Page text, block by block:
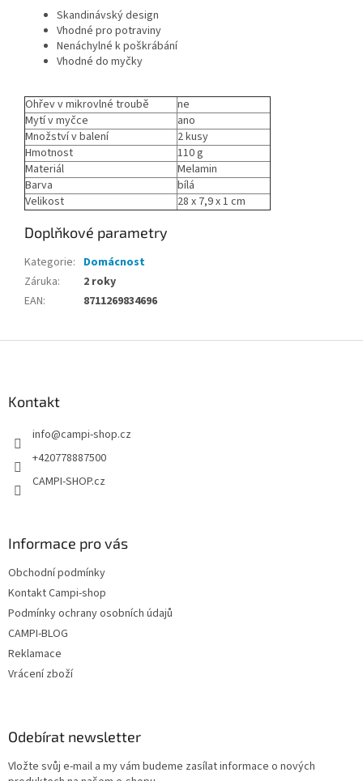
Skandinávský design
Vhodné pro potraviny
Nenáchylné k poškrábání
Vhodné do myčky
Ohřev v mikrovlné troubě
ne
Mytí v myčce
ano
Množství v balení
2 kusy
Hmotnost
110 g
Materiál
Melamin
Barva
bílá
Velikost
28 x 7,9 x 1 cm
Doplňkové parametry
Kategorie: Domácnost
Záruka:
2 roky
EAN: 8711269834696
Kontakt
info@campi-shop.cz
+420778887500
CAMPI-SHOP.cz
Informace pro vás
Obchodní podmínky
Kontakt Campi-shop
Podmínky ochrany osobních údajů
CAMPI-BLOG
Reklamace
Vrácení zboží
Odebírat newsletter
Vložte svůj e-mail a my vám budeme zasílat informace o nových